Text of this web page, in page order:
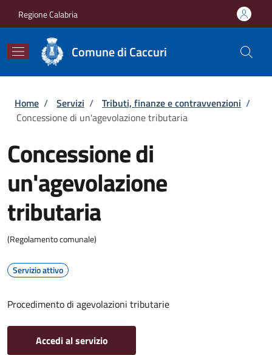
Regione Calabria
Comune di Caccuri
Briciole di pane
Home / Servizi / Tributi, finanze e contravvenzioni /
Concessione di un'agevolazione tributaria
Concessione di
un'agevolazione
tributaria
(Regolamento comunale)
Servizio attivo
Procedimento di agevolazioni tributarie
Accedi al servizio